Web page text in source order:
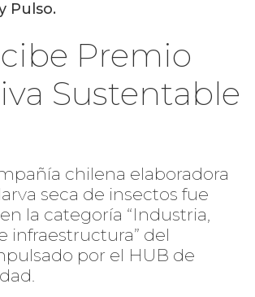
Pulso.
Premio
Sustentable
chilena elaboradora
seca de insectos fue
la categoría “Industria,
infraestructura” del
por el HUB de